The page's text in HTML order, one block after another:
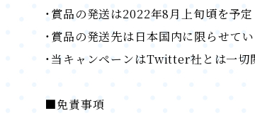
・賞品の発送は2022年8月上旬頃を予定
・賞品の発送先は日本国内に限らせてい
・当キャンペーンはTwitter社とは一切
■免責事項